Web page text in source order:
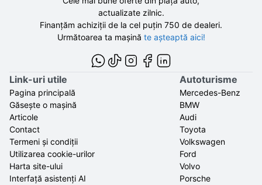
actualizate zilnic.
Finanțăm achiziții de la cel puțin 750 de dealeri.
Următoarea ta mașină te așteaptă aici!
Link-uri utile
Pagina principală
Găsește o mașină
Articole
Contact
Termeni și condiții
Utilizarea cookie-urilor
Harta site-ului
Interfață asistenți AI
Autoturisme
Mercedes-Benz
BMW
Audi
Toyota
Volkswagen
Ford
Volvo
Porsche